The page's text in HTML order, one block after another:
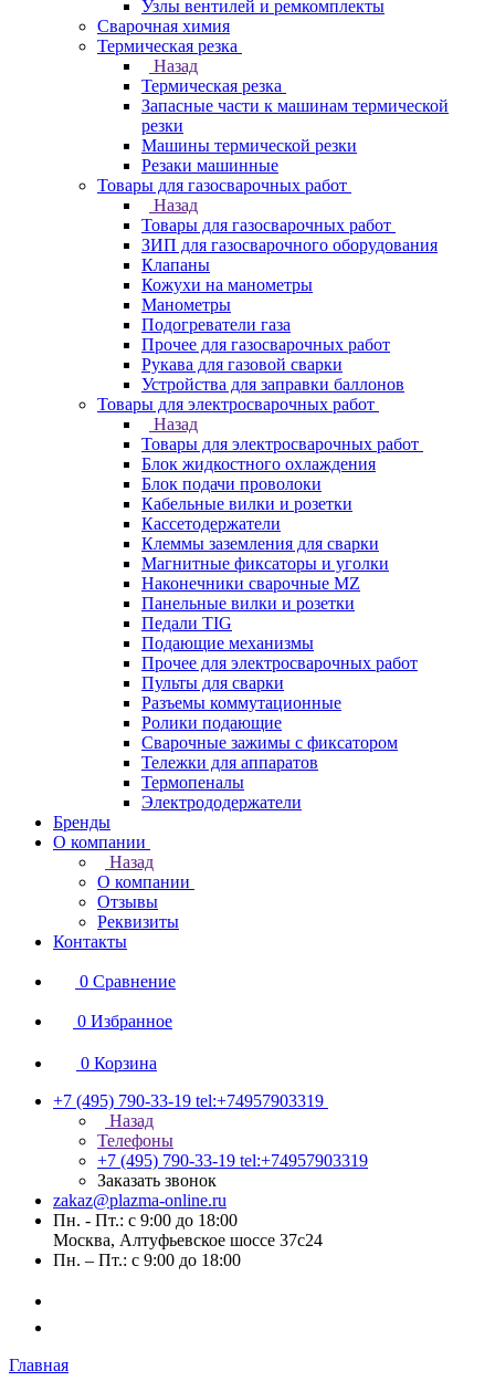
Узлы вентилей и ремкомплекты
Сварочная химия
Термическая резка
Назад
Термическая резка
Запасные части к машинам термической
резки
Машины термической резки
Резаки машинные
Товары для газосварочных работ
Назад
Товары для газосварочных работ
ЗИП для газосварочного оборудования
Клапаны
Кожухи на манометры
Манометры
Подогреватели газа
Прочее для газосварочных работ
Рукава для газовой сварки
Устройства для заправки баллонов
Товары для электросварочных работ
Назад
Товары для электросварочных работ
Блок жидкостного охлаждения
Блок подачи проволоки
Кабельные вилки и розетки
Кассетодержатели
Клеммы заземления для сварки
Магнитные фиксаторы и уголки
Наконечники сварочные MZ
Панельные вилки и розетки
Педали TIG
Подающие механизмы
Прочее для электросварочных работ
Пульты для сварки
Разъемы коммутационные
Ролики подающие
Сварочные зажимы с фиксатором
Тележки для аппаратов
Термопеналы
Электрододержатели
Бренды
О компании
Назад
О компании
Отзывы
Реквизиты
Контакты
0 Сравнение
0 Избранное
0 Корзина
+7 (495) 790-33-19 tel:+74957903319
Назад
Телефоны
+7 (495) 790-33-19 tel:+74957903319
Заказать звонок
zakaz@plazma-online.ru
Пн. - Пт.: с 9:00 до 18:00
Москва, Алтуфьевское шоссе 37с24
Пн. – Пт.: с 9:00 до 18:00
Главная